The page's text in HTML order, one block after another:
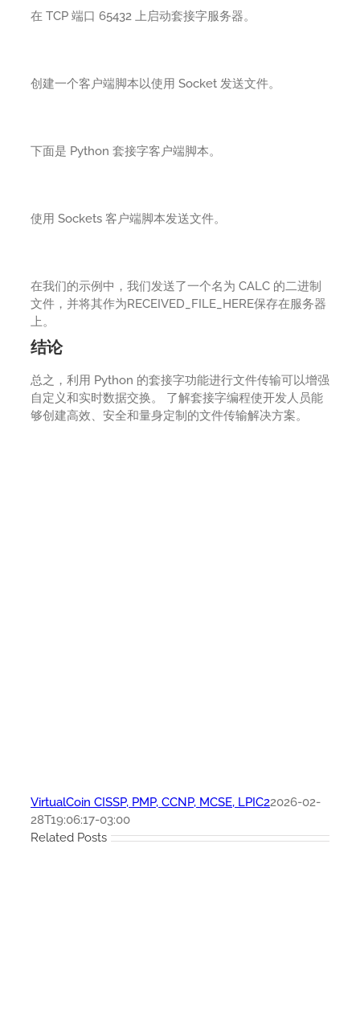
在 TCP 端口 65432 上启动套接字服务器。
创建一个客户端脚本以使用 Socket 发送文件。
下面是 Python 套接字客户端脚本。
使用 Sockets 客户端脚本发送文件。
在我们的示例中，我们发送了一个名为 CALC 的二进制
文件，并将其作为RECEIVED_FILE_HERE保存在服务器
上。
结论
总之，利用 Python 的套接字功能进行文件传输可以增强
自定义和实时数据交换。 了解套接字编程使开发人员能
够创建高效、安全和量身定制的文件传输解决方案。
VirtualCoin CISSP, PMP, CCNP, MCSE, LPIC22026-02-
28T19:06:17-03:00
Related Posts